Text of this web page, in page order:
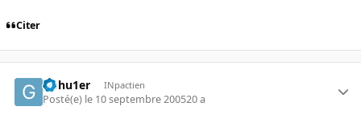
Citer
Gohu1er INpactien
Posté(e) le 10 septembre 200520 a